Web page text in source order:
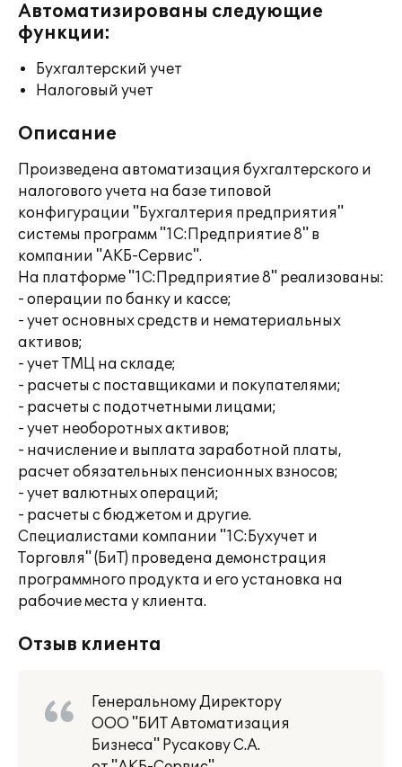
Автоматизированы следующие
функции:
Бухгалтерский учет
Налоговый учет
Описание
Произведена автоматизация бухгалтерского и
налогового учета на базе типовой
конфигурации "Бухгалтерия предприятия"
системы программ "1С:Предприятие 8" в
компании "АКБ-Сервис".
На платформе "1С:Предприятие 8" реализованы:
- операции по банку и кассе;
- учет основных средств и нематериальных
активов;
- учет ТМЦ на складе;
- расчеты с поставщиками и покупателями;
- расчеты с подотчетными лицами;
- учет необоротных активов;
- начисление и выплата заработной платы,
расчет обязательных пенсионных взносов;
- учет валютных операций;
- расчеты с бюджетом и другие.
Специалистами компании "1С:Бухучет и
Торговля" (БиТ) проведена демонстрация
программного продукта и его установка на
рабочие места у клиента.
Отзыв клиента
Генеральному Директору
ООО "БИТ Автоматизация
Бизнеса" Русакову С.А.